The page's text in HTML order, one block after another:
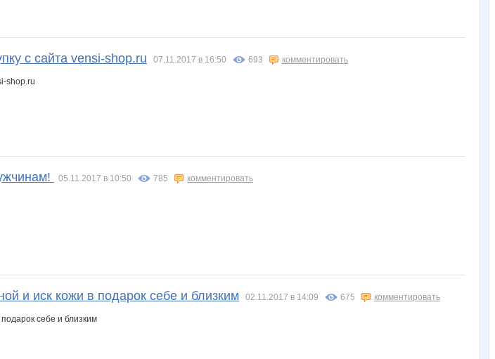
с сайта vensi-shop.ru 07.11.2017 в 16:50 693 комментировать
05.11.2017 в 10:50 785 комментировать
и иск кожи в подарок себе и близким 02.11.2017 в 14:09 675 комментировать